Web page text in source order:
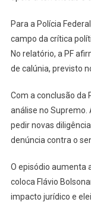
Para a Polícia
campo da crítica
No relatório, a PF
de calúnia, previsto
Com a conclusão da
análise no Supremo.
pedir novas
denúncia contra o
O episódio aumenta
coloca Flávio
impacto jurídico e